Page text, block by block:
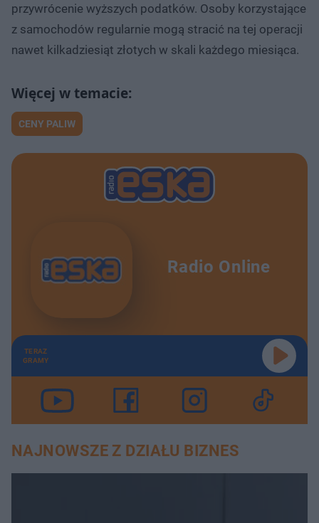
przywrócenie wyższych podatków. Osoby korzystające
z samochodów regularnie mogą stracić na tej operacji
nawet kilkadziesiąt złotych w skali każdego miesiąca.
CENY PALIW
Radio Online
TERAZ
GRAMY
NAJNOWSZE Z DZIAŁU BIZNES